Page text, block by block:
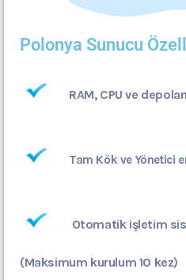
Polonya Sunucu
RAM, CPU ve
Tam Kök ve Yönetici
Otomatik işletim
(Maksimum kurulum 10 kez)